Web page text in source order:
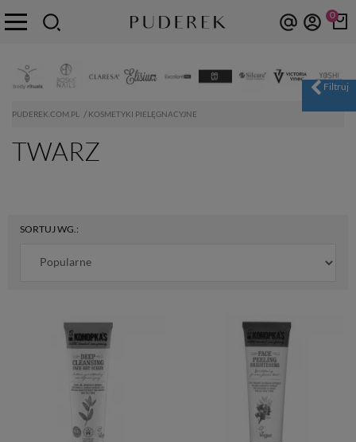
0
PUDEREK.COM.PL KOSMETYKI PIELĘGNACYJNE
TWARZ
SORTUJ WG.: